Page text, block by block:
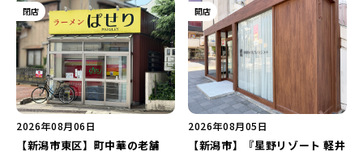
閉店
2026年08月06日
【新潟市東区】町中華の老舗
開店
2026年08月05日
【新潟市】『星野リゾート 軽井